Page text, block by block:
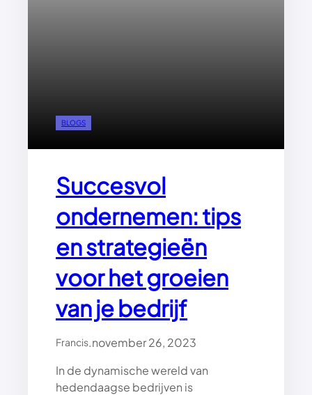
BLOGS
Succesvol
ondernemen: tips
en strategieën
voor het groeien
van je bedrijf
Francis.november 26, 2023
In de dynamische wereld van
hedendaagse bedrijven is